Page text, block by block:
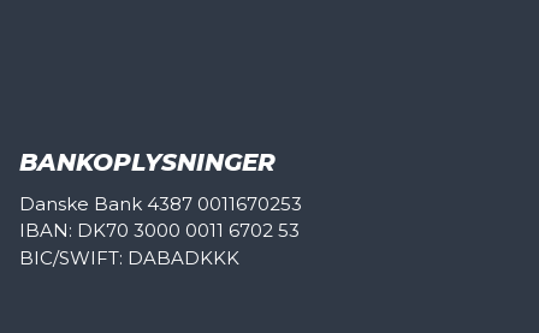
BANKOPLYSNINGER
Danske Bank 4387 0011670253
IBAN: DK70 3000 0011 6702 53
BIC/SWIFT: DABADKKK